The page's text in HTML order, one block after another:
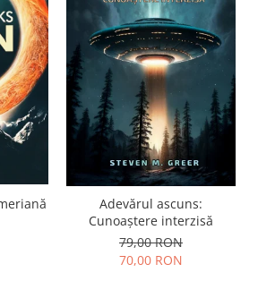
Adevărul ascuns:
Cunoaștere interzisă
79,00 RON
70,00 RON